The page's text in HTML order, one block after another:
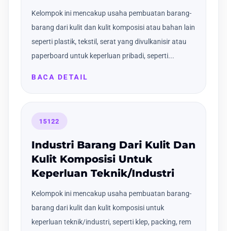
Kelompok ini mencakup usaha pembuatan barang-
barang dari kulit dan kulit komposisi atau bahan lain
seperti plastik, tekstil, serat yang divulkanisir atau
paperboard untuk keperluan pribadi, seperti...
BACA DETAIL
15122
Industri Barang Dari Kulit Dan
Kulit Komposisi Untuk
Keperluan Teknik/Industri
Kelompok ini mencakup usaha pembuatan barang-
barang dari kulit dan kulit komposisi untuk
keperluan teknik/industri, seperti klep, packing, rem